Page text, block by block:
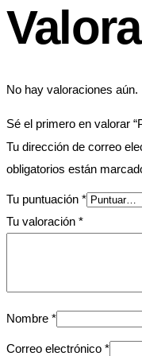
No hay valoraciones aún.
Sé el primero en valorar
Tu dirección de correo
obligatorios están
Tu puntuación *
Tu valoración *
Nombre *
Correo electrónico *